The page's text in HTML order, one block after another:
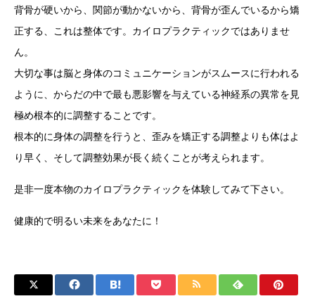
背骨が硬いから、関節が動かないから、背骨が歪んでいるから矯
正する、これは整体です。カイロプラクティックではありませ
ん。
大切な事は脳と身体のコミュニケーションがスムースに行われる
ように、からだの中で最も悪影響を与えている神経系の異常を見
極め根本的に調整することです。
根本的に身体の調整を行うと、歪みを矯正する調整よりも体はよ
り早く、そして調整効果が長く続くことが考えられます。
是非一度本物のカイロプラクティックを体験してみて下さい。
健康的で明るい未来をあなたに！